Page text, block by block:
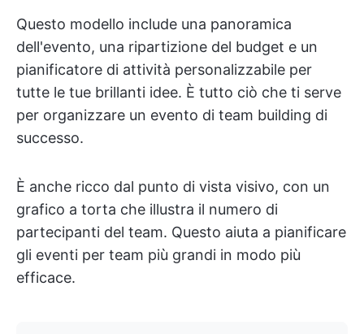
Questo modello include una panoramica
dell'evento, una ripartizione del budget e un
pianificatore di attività personalizzabile per
tutte le tue brillanti idee. È tutto ciò che ti serve
per organizzare un evento di team building di
successo.
È anche ricco dal punto di vista visivo, con un
grafico a torta che illustra il numero di
partecipanti del team. Questo aiuta a pianificare
gli eventi per team più grandi in modo più
efficace.